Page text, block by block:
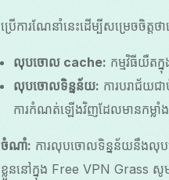
ប្រើការណែនាំនេះដើម្បីសម្រេចចិត្ត
លុបចោល cache: កម្មវិធីយឺតក្
លុបចោលទិន្នន័យ: ការបរាជ័យជ
ការកំណត់ឡើងវិញដែលមានកម្លាំ
ចំណាំ: ការលុបចោលទិន្នន័យនឹងលុប
ខ្លួននៅក្នុង Free VPN Grass